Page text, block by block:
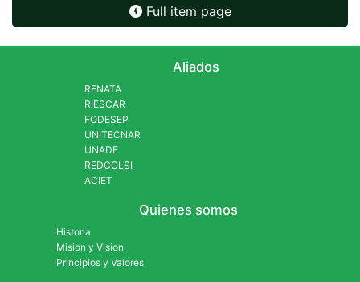
Full item page
Aliados
RENATA
RIESCAR
FODESEP
UNITECNAR
UNADE
REDCOLSI
ACIET
Quienes somos
Historia
Mision y Vision
Principios y Valores